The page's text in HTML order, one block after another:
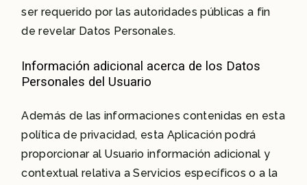
ser requerido por las autoridades públicas a fin
de revelar Datos Personales.
Información adicional acerca de los Datos
Personales del Usuario
Además de las informaciones contenidas en esta
política de privacidad, esta Aplicación podrá
proporcionar al Usuario información adicional y
contextual relativa a Servicios específicos o a la